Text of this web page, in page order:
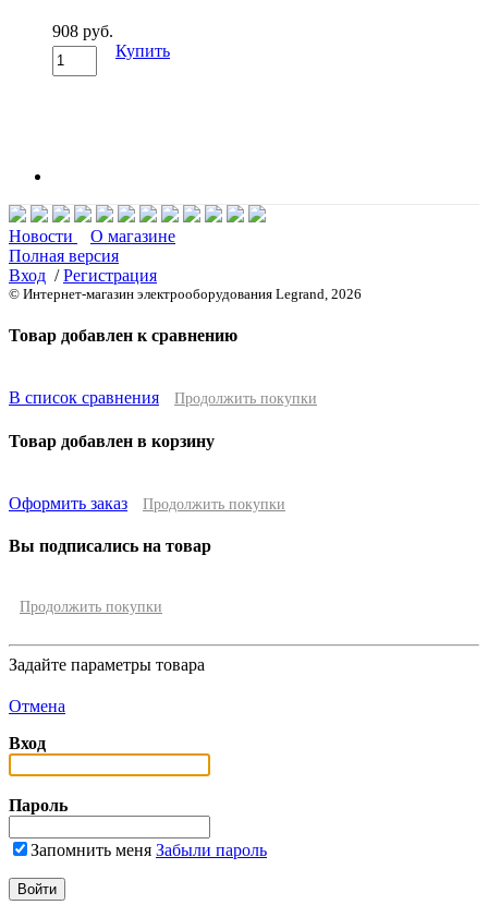
908 руб.
Купить
Новости
О магазине
Полная версия
Вход /Регистрация
© Интернет-магазин электрооборудования Legrand, 2026
Товар добавлен к сравнению
В список сравнения Продолжить покупки
Товар добавлен в корзину
Оформить заказ Продолжить покупки
Вы подписались на товар
Продолжить покупки
Задайте параметры товара
Отмена
Вход
Пароль
Запомнить меня Забыли пароль